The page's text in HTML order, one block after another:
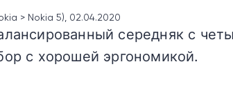
> Nokia 5), 02.04.2020
середняк с
с хорошей эргономикой.